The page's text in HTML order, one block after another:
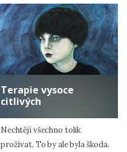
Terapie vysoce
citlivých
Nechtějí všechno tolik
prožívat. To by ale byla škoda.